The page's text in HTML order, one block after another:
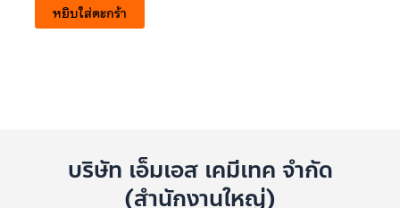
ตั้งแต่
5
หยิบใส่ตะกร้า
บริษัท เอ็มเอส เคมีเทค จำกัด
(สำนักงานใหญ่)